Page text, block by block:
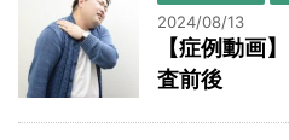
2024/08/13
【症例動画
査前後